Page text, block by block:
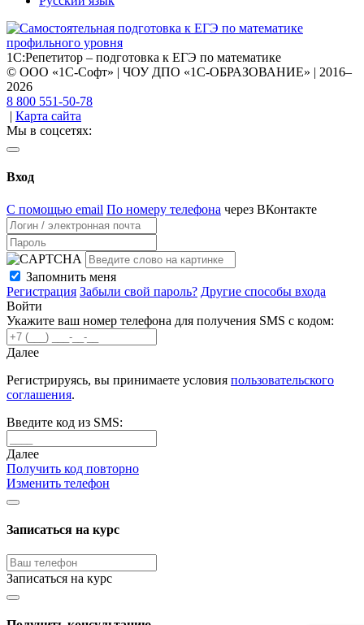
1С:Репетитор – подготовка к ЕГЭ по математике
© ООО «1С-Софт» | ЧОУ ДПО «1С-ОБРАЗОВАНИЕ» | 2016–
2026
8 800 551-50-78
| Карта сайта
Мы в соцсетях:
Вход
С помощью email По номеру телефона через ВКонтакте
Запомнить меня
Регистрация Забыли свой пароль? Другие способы входа
Войти
Укажите ваш номер телефона для получения SMS с кодом:
Далее
Регистрируясь, вы принимаете условия пользовательского
соглашения.
Введите код из SMS:
Далее
Получить код повторно
Изменить телефон
Записаться на курс
Записаться на курс